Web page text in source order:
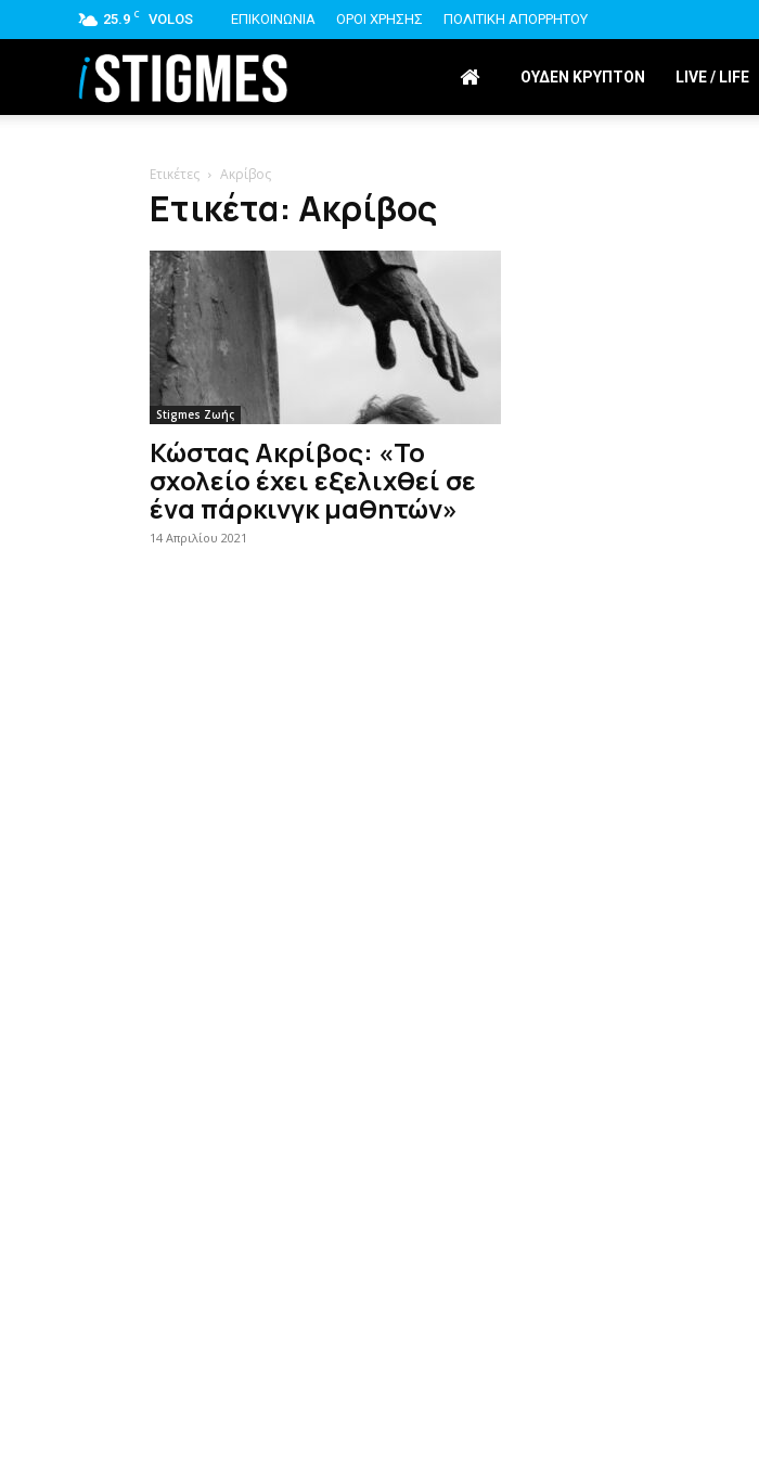
25.9 C VOLOS ΕΠΙΚΟΙΝΩΝΙΑ ΟΡΟΙ ΧΡΗΣΗΣ ΠΟΛΙΤΙΚΗ ΑΠΟΡΡΗΤΟΥ
istigmes ΟΥΔΕΝ ΚΡΥΠΤΟΝ LIVE / LIFE
Ετικέτες Ακρίβος
Ετικέτα: Ακρίβος
Stigmes Ζωής
Κώστας Ακρίβος: «Το
σχολείο έχει εξελιχθεί σε
ένα πάρκινγκ μαθητών»
14 Απριλίου 2021